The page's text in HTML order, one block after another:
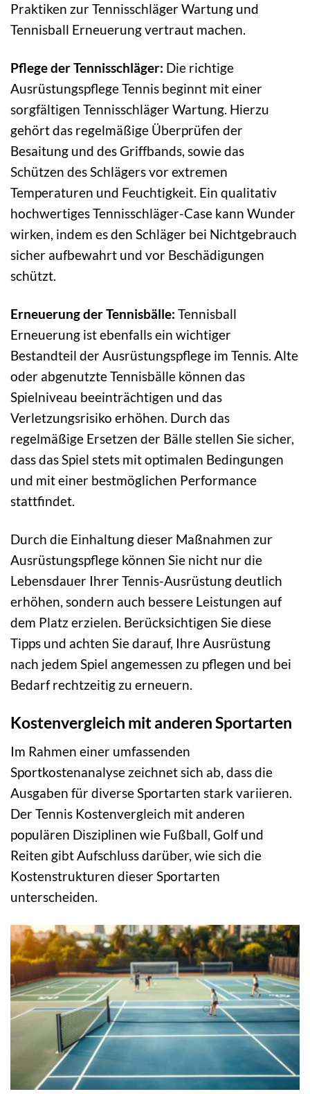
Praktiken zur Tennisschläger Wartung und
Tennisball Erneuerung vertraut machen.
Pflege der Tennisschläger: Die richtige
Ausrüstungspflege Tennis beginnt mit einer
sorgfältigen Tennisschläger Wartung. Hierzu
gehört das regelmäßige Überprüfen der
Besaitung und des Griffbands, sowie das
Schützen des Schlägers vor extremen
Temperaturen und Feuchtigkeit. Ein qualitativ
hochwertiges Tennisschläger-Case kann Wunder
wirken, indem es den Schläger bei Nichtgebrauch
sicher aufbewahrt und vor Beschädigungen
schützt.
Erneuerung der Tennisbälle: Tennisball
Erneuerung ist ebenfalls ein wichtiger
Bestandteil der Ausrüstungspflege im Tennis. Alte
oder abgenutzte Tennisbälle können das
Spielniveau beeinträchtigen und das
Verletzungsrisiko erhöhen. Durch das
regelmäßige Ersetzen der Bälle stellen Sie sicher,
dass das Spiel stets mit optimalen Bedingungen
und mit einer bestmöglichen Performance
stattfindet.
Durch die Einhaltung dieser Maßnahmen zur
Ausrüstungspflege können Sie nicht nur die
Lebensdauer Ihrer Tennis-Ausrüstung deutlich
erhöhen, sondern auch bessere Leistungen auf
dem Platz erzielen. Berücksichtigen Sie diese
Tipps und achten Sie darauf, Ihre Ausrüstung
nach jedem Spiel angemessen zu pflegen und bei
Bedarf rechtzeitig zu erneuern.
Kostenvergleich mit anderen Sportarten
Im Rahmen einer umfassenden
Sportkostenanalyse zeichnet sich ab, dass die
Ausgaben für diverse Sportarten stark variieren.
Der Tennis Kostenvergleich mit anderen
populären Disziplinen wie Fußball, Golf und
Reiten gibt Aufschluss darüber, wie sich die
Kostenstrukturen dieser Sportarten
unterscheiden.